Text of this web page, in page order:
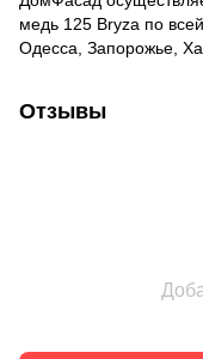
медь 125 Bryza по
Одесса, Запорожье,
Отзывы